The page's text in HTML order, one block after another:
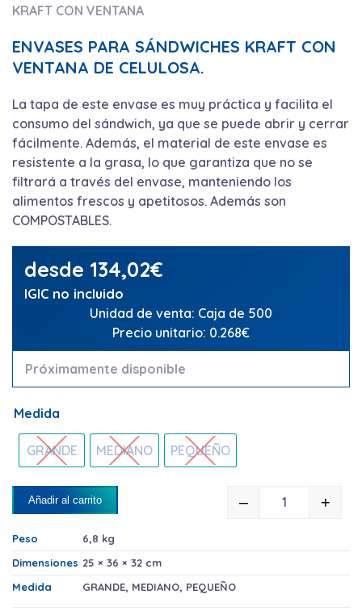
KRAFT CON VENTANA
ENVASES PARA SÁNDWICHES KRAFT CON
VENTANA DE CELULOSA.
La tapa de este envase es muy práctica y facilita el
consumo del sándwich, ya que se puede abrir y cerrar
fácilmente. Además, el material de este envase es
resistente a la grasa, lo que garantiza que no se
filtrará a través del envase, manteniendo los
alimentos frescos y apetitosos. Además son
COMPOSTABLES.
desde 134,02€
IGIC no incluido
Unidad de venta: Caja de 500
Precio unitario: 0.268€
Próximamente disponible
Medida
GRANDE MEDIANO PEQUEÑO
ENVASES
– +
Añadir al carrito
Peso
6,8 kg
Dimensiones 25 × 36 × 32 cm
Medida
GRANDE, MEDIANO, PEQUEÑO